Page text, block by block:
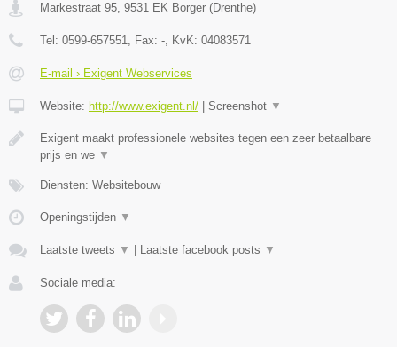
Markestraat 95, 9531 EK Borger (Drenthe)
Tel: 0599-657551, Fax: -, KvK: 04083571
E-mail › Exigent Webservices
Website: http://www.exigent.nl/ Screenshot ▼
Exigent maakt professionele websites tegen een zeer betaalbare
prijs en we ▼
Diensten: Websitebouw
Openingstijden ▼
Laatste tweets ▼ Laatste facebook posts ▼
Sociale media: